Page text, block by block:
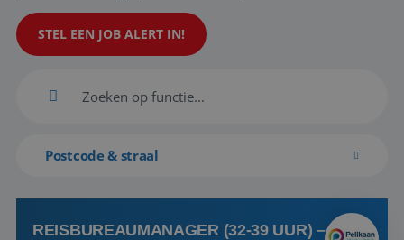
STEL EEN JOB ALERT IN!
Postcode & straal
REISBUREAUMANAGER (32-39 UUR) –